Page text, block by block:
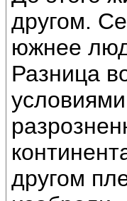
другом.
южнее
Разница
другом